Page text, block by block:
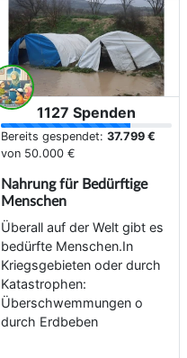
1127 Spenden
Bereits gespendet: 37.799 €
von 50.000 €
Nahrung für Bedürftige
Menschen
Überall auf der Welt gibt es
bedürfte Menschen.In
Kriegsgebieten oder durch
Katastrophen:
Überschwemmungen o
durch Erdbeben